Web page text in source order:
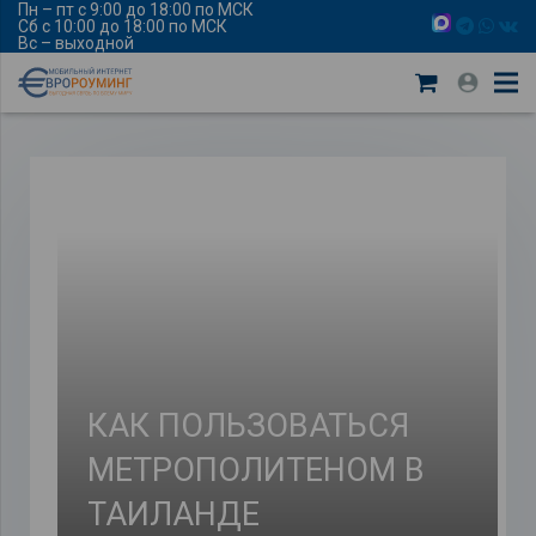
Пн – пт с 9:00 до 18:00 по МСК
Сб с 10:00 до 18:00 по МСК
Вс – выходной
КАК ПОЛЬЗОВАТЬСЯ
МЕТРОПОЛИТЕНОМ В
ТАИЛАНДЕ